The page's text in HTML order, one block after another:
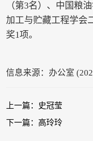
（第3名）、中国粮
加工与贮藏工程学会
奖1项。
信息来源：办公室
上一篇：史冠莹
下一篇：高玲玲